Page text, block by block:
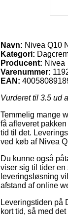
Navn: Nivea Q10
Kategori:
Producent: Nivea
Varenummer:
EAN:
Vurderet til 3.5 ud
Temmelig mange
få afleveret
tid til det.
ved køb af Nivea
Du kunne også
viser sig til tider
leveringsløsning
afstand af online
Leveringstiden på
kort tid, så med